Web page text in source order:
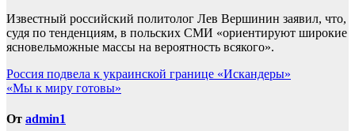
Известный российский политолог Лев Вершинин заявил, что,
судя по тенденциям, в польских СМИ «ориентируют широкие
ясновельможные массы на вероятность всякого».
Навигация
по
записям
Россия подвела к украинской границе «Искандеры»
«Мы к миру готовы»
От admin1